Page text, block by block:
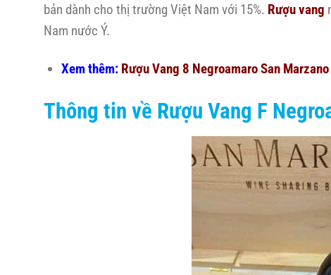
bản dành cho thị trường Việt Nam với 15%. Rượu vang
Nam nước Ý.
Xem thêm: Rượu Vang 8 Negroamaro San Marzano
Thông tin về Rượu Vang F